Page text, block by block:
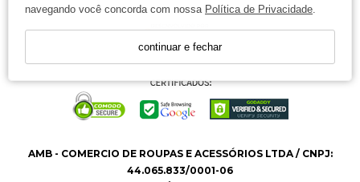
navegando você concorda com nossa Política de Privacidade.
continuar e fechar
AMB - COMERCIO DE ROUPAS E ACESSÓRIOS LTDA / CNPJ:
44.065.833/0001-06